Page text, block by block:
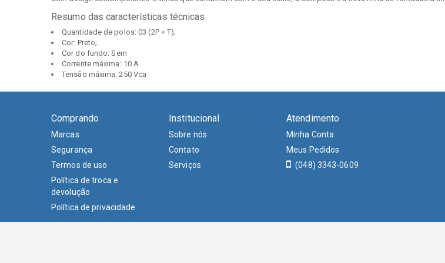
Resumo das características técnicas
Quantidade de polos: 03 (2P + T);
Cor: Preto;
Cor do fundo: Sem
Corrente máxima: 10 A
Tensão máxima: 250 Vca
Comprando
Marcas
Segurança
Termos de uso
Política de troca e
devolução
Política de privacidade
Institucional
Sobre nós
Contato
Serviços
Atendimento
Minha Conta
Meus Pedidos
(048) 3343-0609